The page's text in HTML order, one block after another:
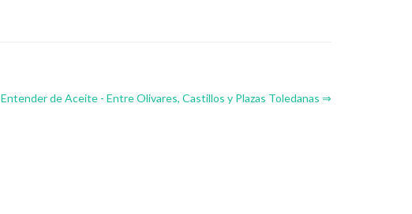
Entender de Aceite - Entre Olivares, Castillos y Plazas Toledanas ⇒